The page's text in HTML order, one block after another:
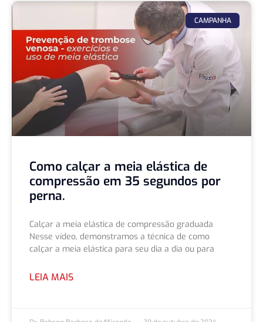
CAMPANHA
Como calçar a meia elástica de
compressão em 35 segundos por
perna.
Calçar a meia elástica de compressão graduada
Nesse vídeo, demonstramos a técnica de como
calçar a meia elástica para seu dia a dia ou para
LEIA MAIS